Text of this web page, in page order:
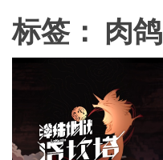
标签： 肉鸽